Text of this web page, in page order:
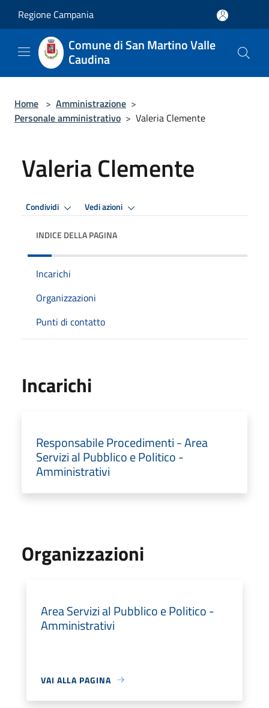
Regione Campania
Comune di San Martino Valle
Caudina
Home > Amministrazione >
Personale amministrativo > Valeria Clemente
Valeria Clemente
Condividi Vedi azioni
INDICE DELLA PAGINA
Incarichi
Organizzazioni
Punti di contatto
Incarichi
Responsabile Procedimenti - Area
Servizi al Pubblico e Politico -
Amministrativi
Organizzazioni
Area Servizi al Pubblico e Politico -
Amministrativi
VAI ALLA PAGINA